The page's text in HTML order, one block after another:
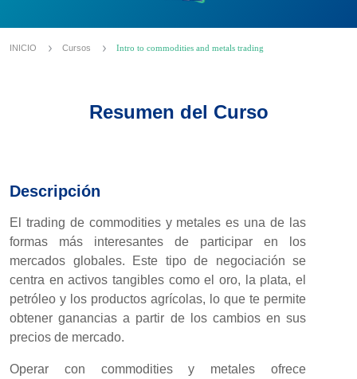
INICIO Cursos Intro to commodities and metals trading
Resumen del Curso
Descripción
El trading de commodities y metales es una de las
formas más interesantes de participar en los
mercados globales. Este tipo de negociación se
centra en activos tangibles como el oro, la plata, el
petróleo y los productos agrícolas, lo que te permite
obtener ganancias a partir de los cambios en sus
precios de mercado.
Operar con commodities y metales ofrece